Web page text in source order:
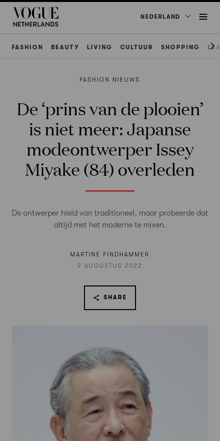
NEDERLAND
FASHION BEAUTY LIVING CULTUUR SHOPPING
FASHION NIEUWS
De ‘prins van de plooien’
is niet meer: Japanse
modeontwerper Issey
Miyake (84) overleden
De ontwerper hield van traditioneel, maar probeerde dat
altijd met het moderne te mixen.
MARTINE FINDHAMMER
9 AUGUSTUS 2022
SHARE